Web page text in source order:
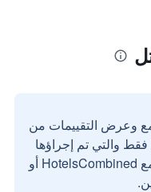
وعرض التقييمات من
والتي تم إجراؤها
بواسطة مستخدمين حقيقيين مع HotelsCombined أو